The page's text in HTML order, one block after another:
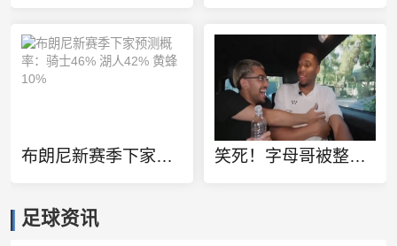
布朗尼新赛季下家预测概率：骑士46% 湖人42% 黄蜂10% 笑死！字母哥被整蛊看詹姆斯回骑士的假消息：差点给我吓出心脏病
足球资讯